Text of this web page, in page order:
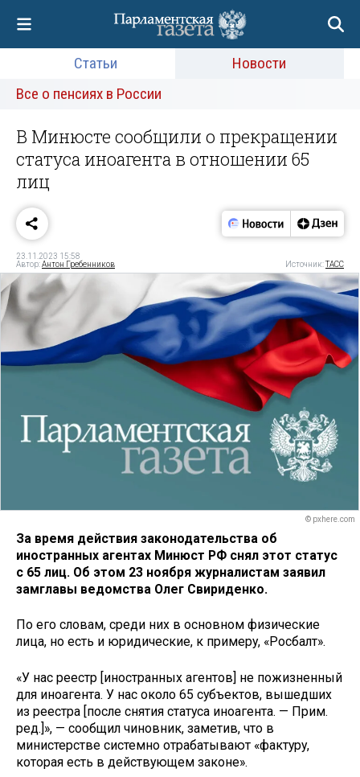
Статьи
Новости
Все о пенсиях в России
В Минюсте сообщили о прекращении
статуса иноагента в отношении 65
лиц
23.11.2023 15:58
Автор:Антон Гребенников Источник:ТАСС
© pxhere.com
За время действия законодательства об
иностранных агентах Минюст РФ снял этот статус
с 65 лиц. Об этом 23 ноября журналистам заявил
замглавы ведомства Олег Свириденко.
По его словам, среди них в основном физические
лица, но есть и юридические, к примеру, «Росбалт».
«У нас реестр [иностранных агентов] не пожизненный
для иноагента. У нас около 65 субъектов, вышедших
из реестра [после снятия статуса иноагента. — Прим.
ред.]», — сообщил чиновник, заметив, что в
министерстве системно отрабатывают «фактуру,
которая есть в действующем законе».